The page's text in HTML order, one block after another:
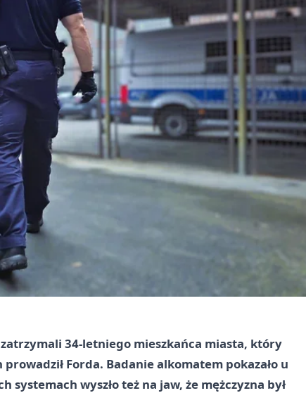
34-letniego mieszkańca miasta, który
Forda. Badanie alkomatem pokazało u
wyszło też na jaw, że mężczyzna był